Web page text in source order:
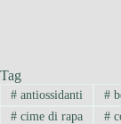
Tag
#antiossidanti #
#cime di rapa #